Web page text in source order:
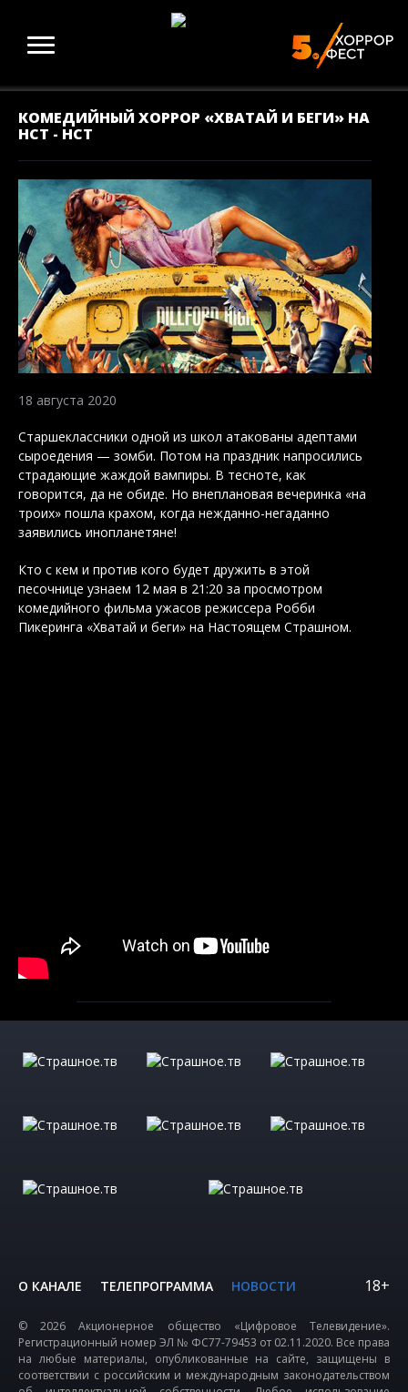
КОМЕДИЙНЫЙ ХОРРОР «ХВАТАЙ И БЕГИ» НА
НСТ - НСТ
18 августа 2020
Старшеклассники одной из школ атакованы адептами
сыроедения — зомби. Потом на праздник напросились
страдающие жаждой вампиры. В тесноте, как
говорится, да не обиде. Но внеплановая вечеринка «на
троих» пошла крахом, когда нежданно-негаданно
заявились инопланетяне!
Кто с кем и против кого будет дружить в этой
песочнице узнаем 12 мая в 21:20 за просмотром
комедийного фильма ужасов режиссера Робби
Пикеринга «Хватай и беги» на Настоящем Страшном.
О КАНАЛЕ ТЕЛЕПРОГРАММА НОВОСТИ 18+
© 2026 Акционерное общество «Цифровое Телевидение».
Регистрационный номер ЭЛ № ФС77-79453 от 02.11.2020. Все права
на любые материалы, опубликованные на сайте, защищены в
соответствии с российским и международным законодательством